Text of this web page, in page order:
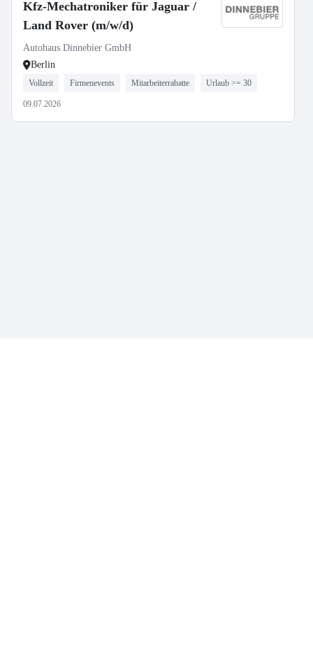
Kfz-Mechatroniker für Jaguar /
Land Rover (m/w/d)
Autohaus Dinnebier GmbH
Berlin
Vollzeit Firmenevents Mitarbeiterrabatte Urlaub >= 30
09.07.2026